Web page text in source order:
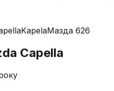
KapelaМазда 626
Capella